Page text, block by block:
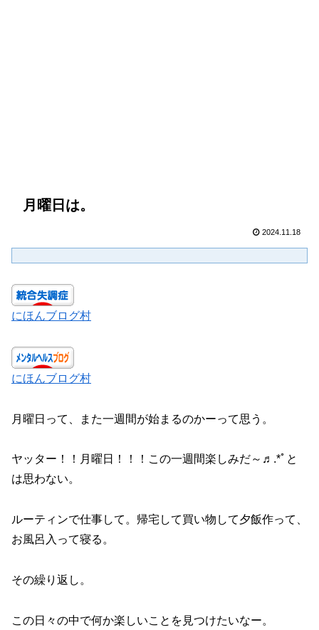
月曜日は。
2024.11.18
にほんブログ村
にほんブログ村
月曜日って、また一週間が始まるのかーって思う。
ヤッター！！月曜日！！！この一週間楽しみだ～♬.*ﾟと
は思わない。
ルーティンで仕事して。帰宅して買い物して夕飯作って、
お風呂入って寝る。
その繰り返し。
この日々の中で何か楽しいことを見つけたいなー。